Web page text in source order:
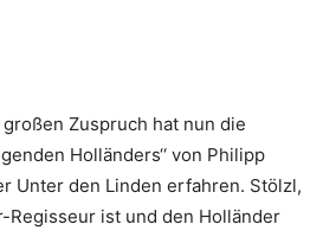
Zuspruch hat nun die
Holländers‘‘ von Philipp
Unter den Linden erfahren. Stölzl,
Regisseur ist und den Holländer